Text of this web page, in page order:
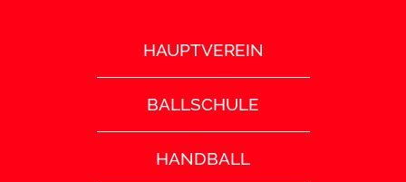
HAUPTVEREIN
BALLSCHULE
HANDBALL